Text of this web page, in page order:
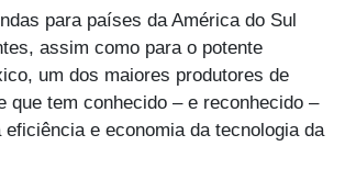
para países da América do Sul
assim como para o potente
um dos maiores produtores de
que tem conhecido – e reconhecido –
e economia da tecnologia da